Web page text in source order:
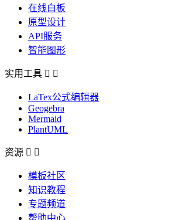
在线白板
原型设计
API服务
智能图形
实用工具  
LaTex公式编辑器
Geogebra
Mermaid
PlantUML
资源  
模板社区
知识教程
专题频道
帮助中心